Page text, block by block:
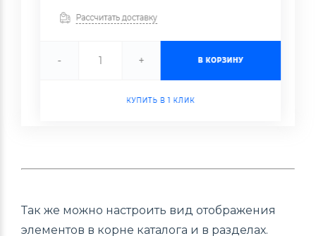
Так же можно настроить вид отображения
элементов в корне каталога и в разделах.